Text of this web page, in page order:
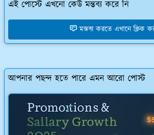
এই পোস্টে এখনো কেউ মন্তব্য করে নি
মন্তব্য করতে এখানে ক্লিক
আপনার পছন্দ হতে পারে এমন আরো পোস্ট